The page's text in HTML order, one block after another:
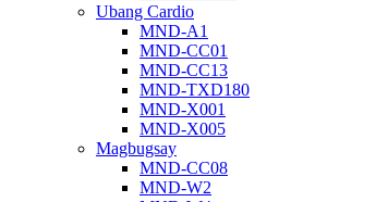
Ubang Cardio
MND-A1
MND-CC01
MND-CC13
MND-TXD180
MND-X001
MND-X005
Magbugsay
MND-CC08
MND-W2